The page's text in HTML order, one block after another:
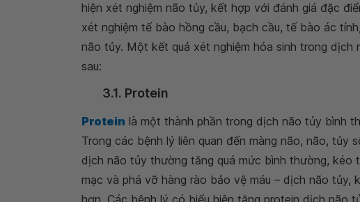
hiện xét nghiệm não tủy, kết hợp với đánh giá đặc
xét nghiệm tế bào hồng cầu, bạch cầu, tế bào ác
não tủy. Một kết quả xét nghiệm hóa sinh trong
sau:
3.1. Protein
Protein là một thành phần trong dịch não tủy bình
Trong các bệnh lý liên quan đến màng não, não, tủy
dịch não tủy thường tăng quá mức bình thường,
mạc và phá vỡ hàng rào bảo vệ máu – dịch não tủy,